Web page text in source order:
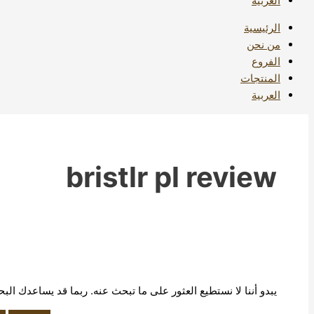
الرئيسية
من نحن
الفروع
المنتجات
العربية
bristlr pl review
يبدو أننا لا نستطيع العثور على ما تبحث عنه. ربما قد يساعدك